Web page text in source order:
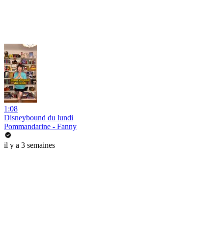
1:08
Disneybound du lundi
Pommandarine - Fanny
il y a 3 semaines